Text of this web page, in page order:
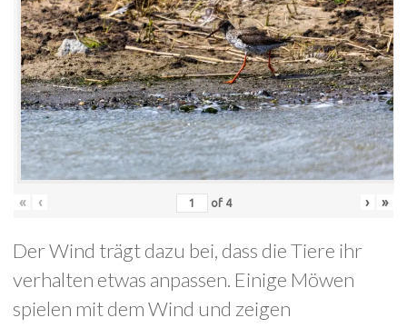
« ‹ of 4 › »
Der Wind trägt dazu bei, dass die Tiere ihr
verhalten etwas anpassen. Einige Möwen
spielen mit dem Wind und zeigen